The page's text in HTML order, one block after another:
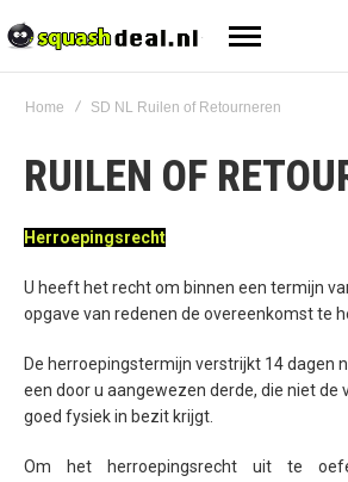
Home SD NL Ruilen of Retourneren
RUILEN OF
Herroepingsrecht
U heeft het recht om binnen een termijn
opgave van redenen de overeenkomst te
De herroepingstermijn verstrijkt 14 dagen
een door u aangewezen derde, die niet de
goed fysiek in bezit krijgt.
Om het herroepingsrecht uit te